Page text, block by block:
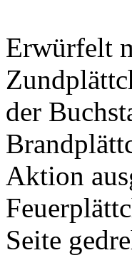
Erwürfelt
der
Aktion
Seite